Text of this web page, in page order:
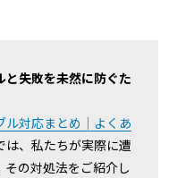
と失敗を未然に防ぐた
ル対応まとめ｜よくあ
は、私たちが実際に遭
の対処法をご紹介し